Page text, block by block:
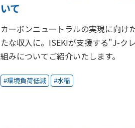
いて
カーボンニュートラルの実現に向け
たな収入に。ISEKIが支援する"J-ク
組みについてご紹介いたします。
環境負荷低減 水稲